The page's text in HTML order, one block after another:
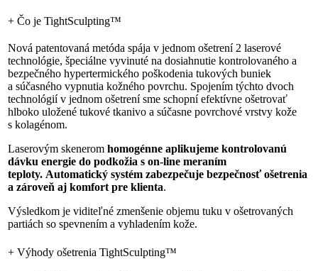
+ Čo je TightSculpting™
Nová patentovaná metóda spája v jednom ošetrení 2 laserové
technológie, špeciálne vyvinuté na dosiahnutie kontrolovaného a
bezpečného hypertermického poškodenia tukových buniek
a súčasného vypnutia kožného povrchu. Spojením týchto dvoch
technológií v jednom ošetrení sme schopní efektívne ošetrovať
hlboko uložené tukové tkanivo a súčasne povrchové vrstvy kože
s kolagénom.
Laserovým skenerom homogénne aplikujeme kontrolovanú
dávku energie do podkožia s on-line meraním
teploty. Automatický systém zabezpečuje bezpečnosť ošetrenia
a zároveň aj komfort pre klienta.
Výsledkom je viditeľné zmenšenie objemu tuku v ošetrovaných
partiách so spevnením a vyhladením kože.
+ Výhody ošetrenia TightSculpting™